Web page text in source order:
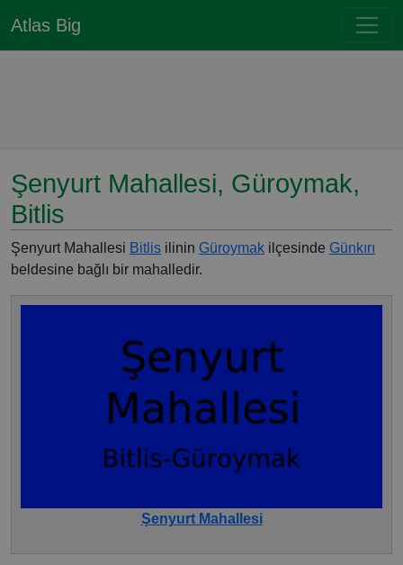
Atlas Big
Şenyurt Mahallesi, Güroymak,
Bitlis
Şenyurt Mahallesi Bitlis ilinin Güroymak ilçesinde Günkırı
beldesine bağlı bir mahalledir.
Şenyurt Mahallesi